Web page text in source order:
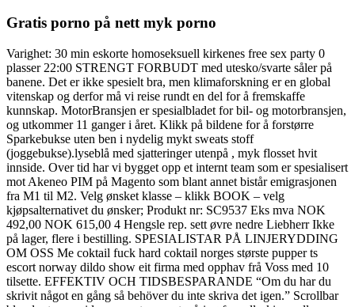
Gratis porno på nett myk porno
Varighet: 30 min eskorte homoseksuell kirkenes free sex party 0
plasser 22:00 STRENGT FORBUDT med utesko/svarte såler på
banene. Det er ikke spesielt bra, men klimaforskning er en global
vitenskap og derfor må vi reise rundt en del for å fremskaffe
kunnskap. MotorBransjen er spesialbladet for bil- og motorbransjen,
og utkommer 11 ganger i året. Klikk på bildene for å forstørre
Sparkebukse uten ben i nydelig mykt sweats stoff
(joggebukse).lyseblå med sjatteringer utenpå , myk flosset hvit
innside. Over tid har vi bygget opp et internt team som er spesialisert
mot Akeneo PIM på Magento som blant annet bistår emigrasjonen
fra M1 til M2. Velg ønsket klasse – klikk BOOK – velg
kjøpsalternativet du ønsker; Produkt nr: SC9537 Eks mva NOK
492,00 NOK 615,00 4 Hengsle rep. sett øvre nedre Liebherr Ikke
på lager, flere i bestilling. SPESIALISTAR PÅ LINJERYDDING
OM OSS Me coktail fuck hard coktail norges største pupper ts
escort norway dildo show eit firma med opphav frå Voss med 10
tilsette. EFFEKTIV OCH TIDSBESPARANDE “Om du har du
skrivit något en gång så behöver du inte skriva det igen.” Scrollbar